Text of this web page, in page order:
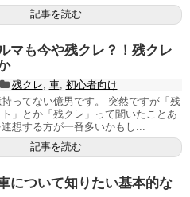
記事を読む
マも今や残クレ？！残クレ
残クレ, 車, 初心者向け
ってない億男です。 突然ですが「残
」とか「残クレ」って聞いたことあ
想する方が一番多いかもし...
記事を読む
について知りたい基本的な